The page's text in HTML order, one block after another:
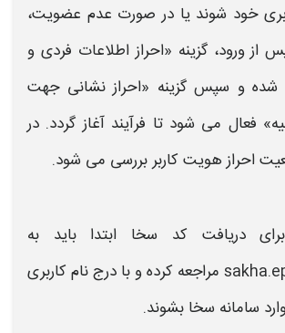
خود شوند یا در صورت عدم عضویت،
از ورود، گزینه «احراز اطلاعات فردی و
شده و سپس گزینه «احراز نشانی جهت
فعال می‌ شود تا فرآیند آغاز گردد. در
احراز هویت کاربر بررسی می‌ شود.
برایدریافت کد سخا ابتدا باید به
مراجعه کرده و با درج نام کاربری
سامانه سخا بشوند.